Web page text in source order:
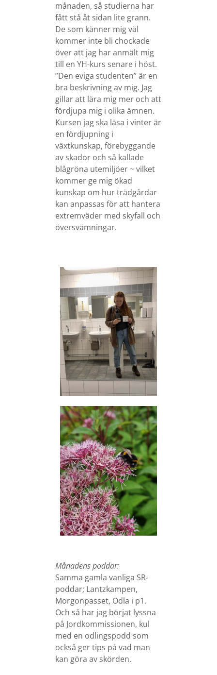
månaden, så studierna har
fått stå åt sidan lite grann.
De som känner mig väl
kommer inte bli chockade
över att jag har anmält mig
till en YH-kurs senare i höst.
”Den eviga studenten” är en
bra beskrivning av mig. Jag
gillar att lära mig mer och att
fördjupa mig i olika ämnen.
Kursen jag ska läsa i vinter är
en fördjupning i
växtkunskap, förebyggande
av skador och så kallade
blågröna utemiljöer ~ vilket
kommer ge mig ökad
kunskap om hur trädgårdar
kan anpassas för att hantera
extremväder med skyfall och
översvämningar.
Månadens poddar:
Samma gamla vanliga SR-
poddar; Lantzkampen,
Morgonpasset, Odla i p1.
Och så har jag börjat lyssna
på Jordkommissionen, kul
med en odlingspodd som
också ger tips på vad man
kan göra av skörden.